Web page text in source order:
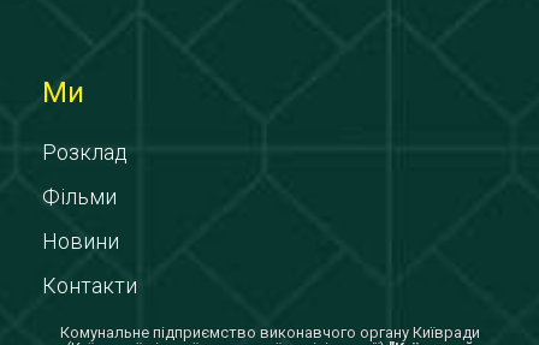
Ми
Розклад
Фільми
Новини
Контакти
Комунальне підприємство виконавчого органу Київради